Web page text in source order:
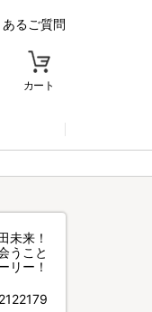
あるご質問
カート
未来！
うこと
リー！